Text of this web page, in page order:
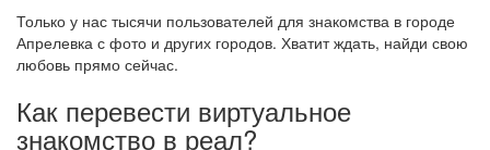
Только у нас тысячи пользователей для знакомства в городе
Апрелевка с фото и других городов. Хватит ждать, найди свою
любовь прямо сейчас.
Как перевести виртуальное
знакомство в реал?